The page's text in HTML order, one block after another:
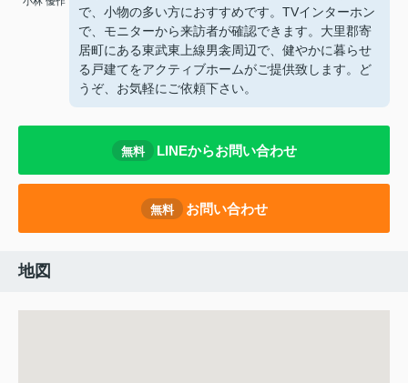
で、小物の多い方におすすめです。TVインターホン
で、モニターから来訪者が確認できます。大里郡寄
居町にある東武東上線男衾周辺で、健やかに暮らせ
る戸建てをアクティブホームがご提供致します。ど
うぞ、お気軽にご依頼下さい。
無料 LINEからお問い合わせ
無料 お問い合わせ
地図